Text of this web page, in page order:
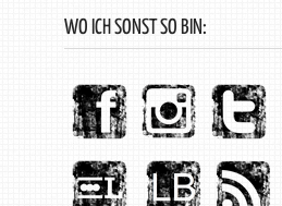
WO ICH SONST SO BIN: